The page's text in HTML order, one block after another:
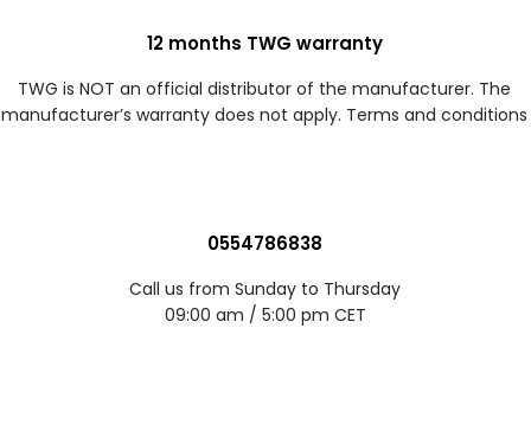
12 months TWG warranty
TWG is NOT an official distributor of the manufacturer. The
manufacturer’s warranty does not apply. Terms and conditions
0554786838
Call us from Sunday to Thursday
09:00 am / 5:00 pm CET